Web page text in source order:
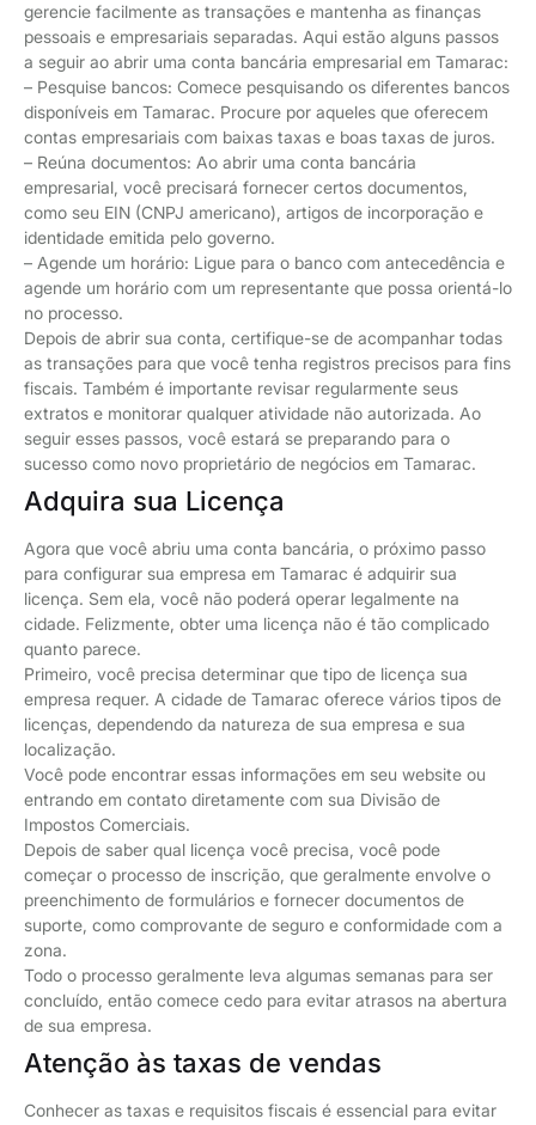
gerencie facilmente as transações e mantenha as finanças
pessoais e empresariais separadas. Aqui estão alguns passos
a seguir ao abrir uma conta bancária empresarial em Tamarac:
– Pesquise bancos: Comece pesquisando os diferentes bancos
disponíveis em Tamarac. Procure por aqueles que oferecem
contas empresariais com baixas taxas e boas taxas de juros.
– Reúna documentos: Ao abrir uma conta bancária
empresarial, você precisará fornecer certos documentos,
como seu EIN (CNPJ americano), artigos de incorporação e
identidade emitida pelo governo.
– Agende um horário: Ligue para o banco com antecedência e
agende um horário com um representante que possa orientá-lo
no processo.
Depois de abrir sua conta, certifique-se de acompanhar todas
as transações para que você tenha registros precisos para fins
fiscais. Também é importante revisar regularmente seus
extratos e monitorar qualquer atividade não autorizada. Ao
seguir esses passos, você estará se preparando para o
sucesso como novo proprietário de negócios em Tamarac.
Adquira sua Licença
Agora que você abriu uma conta bancária, o próximo passo
para configurar sua empresa em Tamarac é adquirir sua
licença. Sem ela, você não poderá operar legalmente na
cidade. Felizmente, obter uma licença não é tão complicado
quanto parece.
Primeiro, você precisa determinar que tipo de licença sua
empresa requer. A cidade de Tamarac oferece vários tipos de
licenças, dependendo da natureza de sua empresa e sua
localização.
Você pode encontrar essas informações em seu website ou
entrando em contato diretamente com sua Divisão de
Impostos Comerciais.
Depois de saber qual licença você precisa, você pode
começar o processo de inscrição, que geralmente envolve o
preenchimento de formulários e fornecer documentos de
suporte, como comprovante de seguro e conformidade com a
zona.
Todo o processo geralmente leva algumas semanas para ser
concluído, então comece cedo para evitar atrasos na abertura
de sua empresa.
Atenção às taxas de vendas
Conhecer as taxas e requisitos fiscais é essencial para evitar